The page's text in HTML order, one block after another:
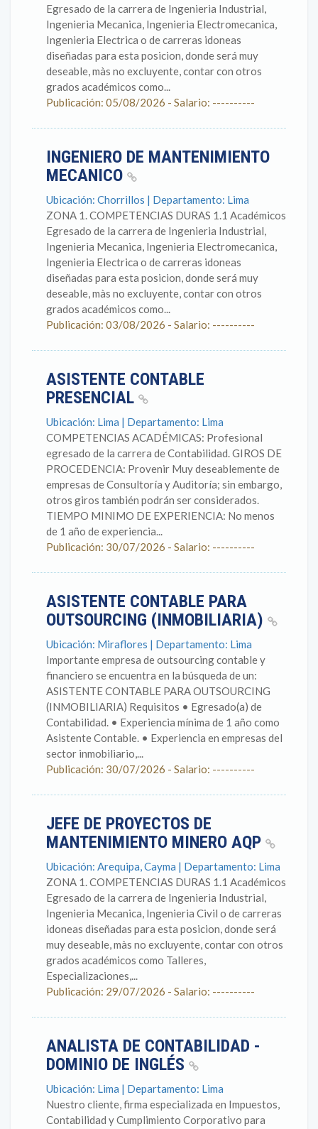
Egresado de la carrera de Ingenieria Industrial,
Ingenieria Mecanica, Ingenieria Electromecanica,
Ingenieria Electrica o de carreras idoneas
diseñadas para esta posicion, donde será muy
deseable, màs no excluyente, contar con otros
grados académicos como...
Publicación: 05/08/2026 - Salario: ----------
INGENIERO DE MANTENIMIENTO
MECANICO
Ubicación: Chorrillos | Departamento: Lima
ZONA 1. COMPETENCIAS DURAS 1.1 Académicos
Egresado de la carrera de Ingenieria Industrial,
Ingenieria Mecanica, Ingenieria Electromecanica,
Ingenieria Electrica o de carreras idoneas
diseñadas para esta posicion, donde será muy
deseable, màs no excluyente, contar con otros
grados académicos como...
Publicación: 03/08/2026 - Salario: ----------
ASISTENTE CONTABLE
PRESENCIAL
Ubicación: Lima | Departamento: Lima
COMPETENCIAS ACADÉMICAS: Profesional
egresado de la carrera de Contabilidad. GIROS DE
PROCEDENCIA: Provenir Muy deseablemente de
empresas de Consultoría y Auditoría; sin embargo,
otros giros también podrán ser considerados.
TIEMPO MINIMO DE EXPERIENCIA: No menos
de 1 año de experiencia...
Publicación: 30/07/2026 - Salario: ----------
ASISTENTE CONTABLE PARA
OUTSOURCING (INMOBILIARIA)
Ubicación: Miraflores | Departamento: Lima
Importante empresa de outsourcing contable y
financiero se encuentra en la búsqueda de un:
ASISTENTE CONTABLE PARA OUTSOURCING
(INMOBILIARIA) Requisitos • Egresado(a) de
Contabilidad. • Experiencia mínima de 1 año como
Asistente Contable. • Experiencia en empresas del
sector inmobiliario,...
Publicación: 30/07/2026 - Salario: ----------
JEFE DE PROYECTOS DE
MANTENIMIENTO MINERO AQP
Ubicación: Arequipa, Cayma | Departamento: Lima
ZONA 1. COMPETENCIAS DURAS 1.1 Académicos
Egresado de la carrera de Ingenieria Industrial,
Ingenieria Mecanica, Ingenieria Civil o de carreras
idoneas diseñadas para esta posicion, donde será
muy deseable, màs no excluyente, contar con otros
grados académicos como Talleres,
Especializaciones,...
Publicación: 29/07/2026 - Salario: ----------
ANALISTA DE CONTABILIDAD -
DOMINIO DE INGLÉS
Ubicación: Lima | Departamento: Lima
Nuestro cliente, firma especializada en Impuestos,
Contabilidad y Cumplimiento Corporativo para